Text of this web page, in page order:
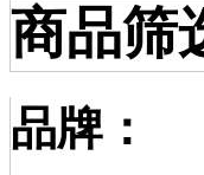
商品筛
品牌：